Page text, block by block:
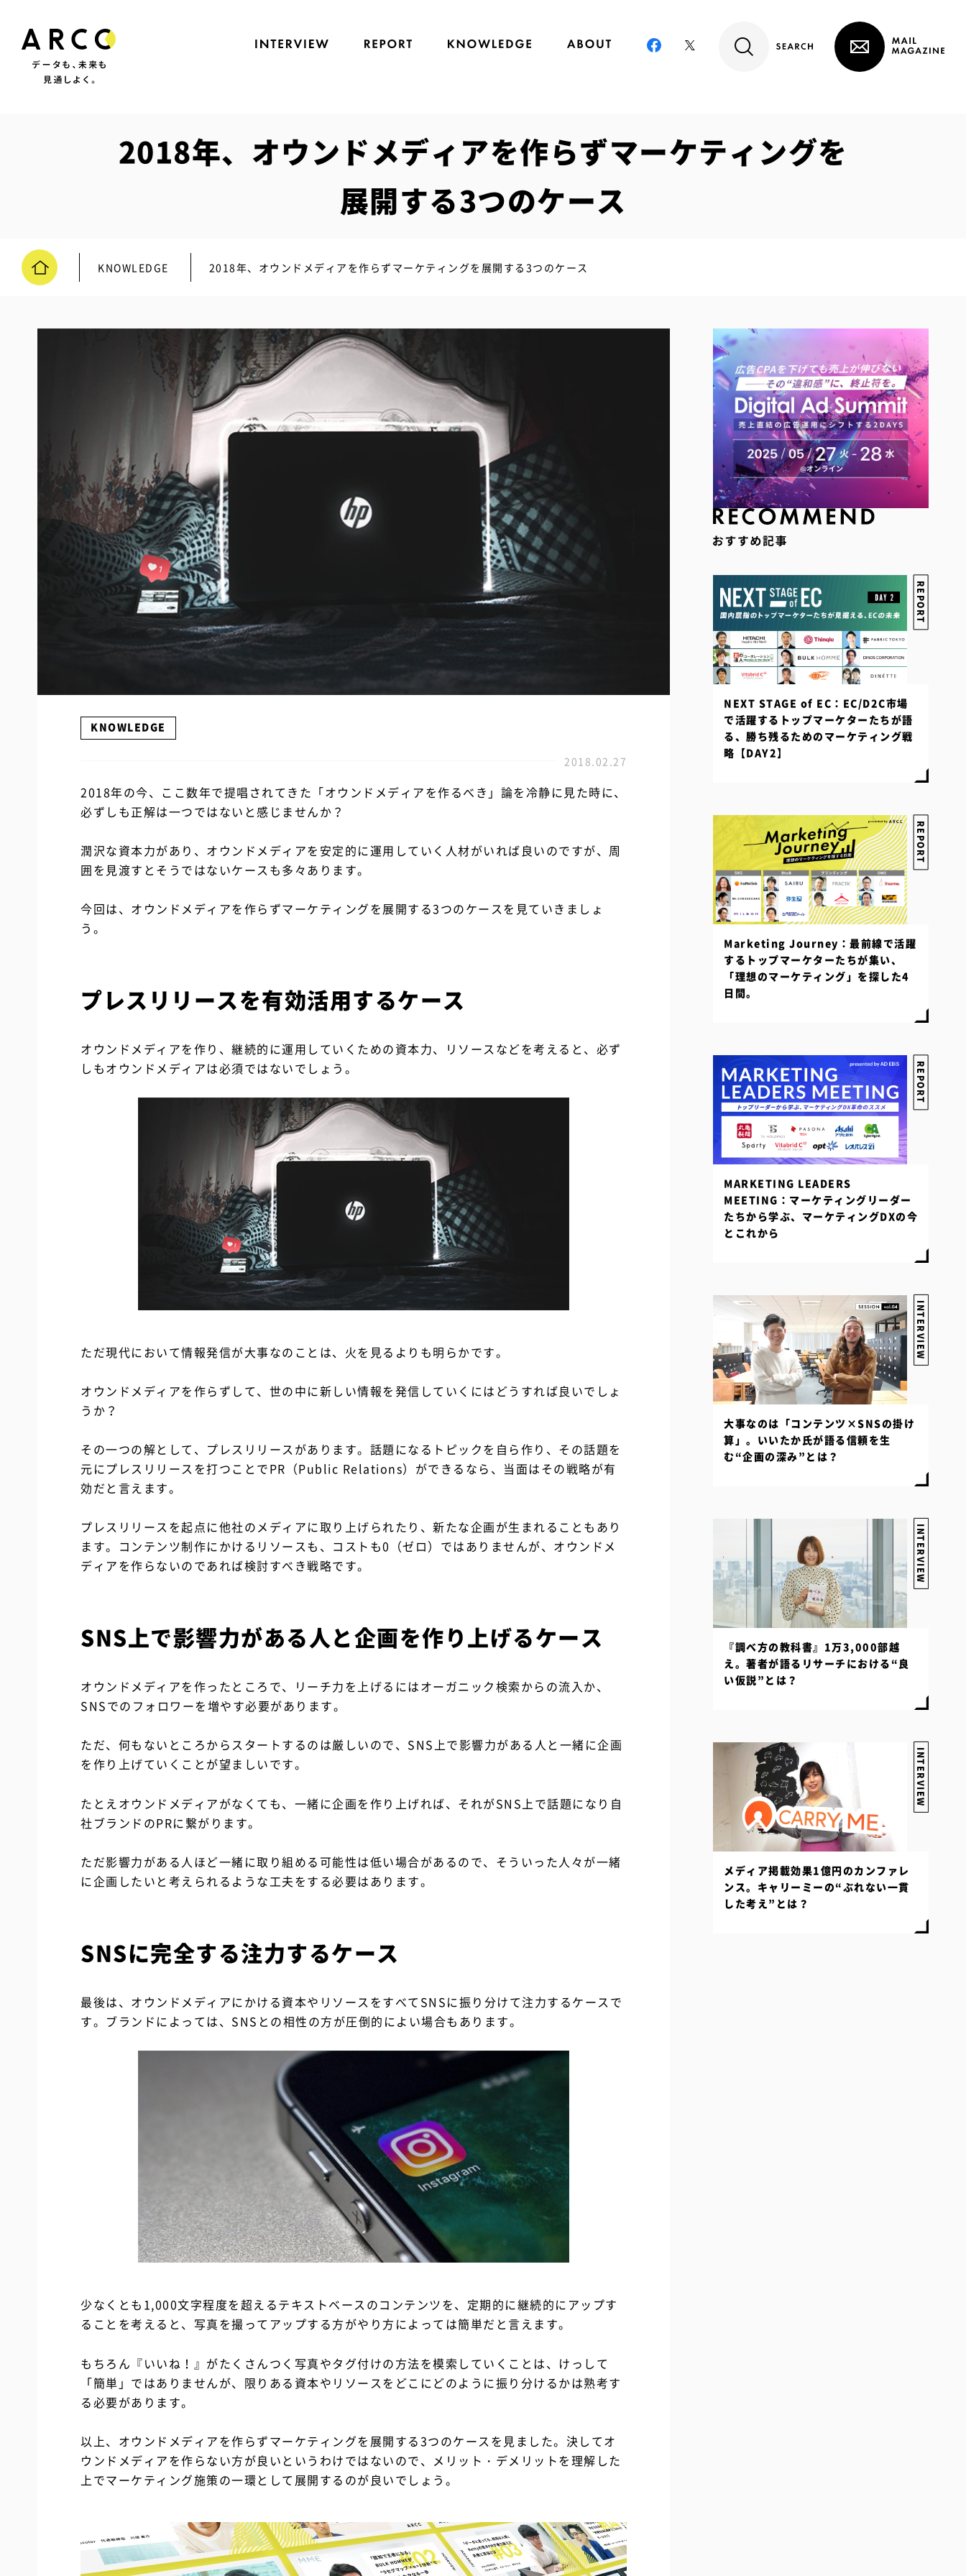
2018年、オウンドメディアを作らずマーケティングを
展開する3つのケース
KNOWLEDGE 2018年、オウンドメディアを作らずマーケティングを展開する3つのケース
KNOWLEDGE
2018.02.27
2018年の今、ここ数年で提唱されてきた「オウンドメディアを作るべき」論を冷静に見た時に、
必ずしも正解は一つではないと感じませんか？
潤沢な資本力があり、オウンドメディアを安定的に運用していく人材がいれば良いのですが、周
囲を見渡すとそうではないケースも多々あります。
今回は、オウンドメディアを作らずマーケティングを展開する3つのケースを見ていきましょ
う。
プレスリリースを有効活用するケース
オウンドメディアを作り、継続的に運用していくための資本力、リソースなどを考えると、必ず
しもオウンドメディアは必須ではないでしょう。
ただ現代において情報発信が大事なのことは、火を見るよりも明らかです。
オウンドメディアを作らずして、世の中に新しい情報を発信していくにはどうすれば良いでしょ
うか？
その一つの解として、プレスリリースがあります。話題になるトピックを自ら作り、その話題を
元にプレスリリースを打つことでPR（Public Relations）ができるなら、当面はその戦略が有
効だと言えます。
プレスリリースを起点に他社のメディアに取り上げられたり、新たな企画が生まれることもあり
ます。コンテンツ制作にかけるリソースも、コストも0（ゼロ）ではありませんが、オウンドメ
ディアを作らないのであれば検討すべき戦略です。
SNS上で影響力がある人と企画を作り上げるケース
オウンドメディアを作ったところで、リーチ力を上げるにはオーガニック検索からの流入か、
SNSでのフォロワーを増やす必要があります。
ただ、何もないところからスタートするのは厳しいので、SNS上で影響力がある人と一緒に企画
を作り上げていくことが望ましいです。
たとえオウンドメディアがなくても、一緒に企画を作り上げれば、それがSNS上で話題になり自
社ブランドのPRに繋がります。
ただ影響力がある人ほど一緒に取り組める可能性は低い場合があるので、そういった人々が一緒
に企画したいと考えられるような工夫をする必要はあります。
SNSに完全する注力するケース
最後は、オウンドメディアにかける資本やリソースをすべてSNSに振り分けて注力するケースで
す。ブランドによっては、SNSとの相性の方が圧倒的によい場合もあります。
少なくとも1,000文字程度を超えるテキストベースのコンテンツを、定期的に継続的にアップす
ることを考えると、写真を撮ってアップする方がやり方によっては簡単だと言えます。
もちろん『いいね！』がたくさんつく写真やタグ付けの方法を模索していくことは、けっして
「簡単」ではありませんが、限りある資本やリソースをどこにどのように振り分けるかは熟考す
る必要があります。
以上、オウンドメディアを作らずマーケティングを展開する3つのケースを見ました。決してオ
ウンドメディアを作らない方が良いというわけではないので、メリット・デメリットを理解した
上でマーケティング施策の一環として展開するのが良いでしょう。
INTERVIEW
メディア掲載効果1億円のカンファレ
ンス。キャリーミーの“ぶれない一貫
した考え”とは？
INTERVIEW
『調べ方の教科書』1万3,000部越
え。著者が語るリサーチにおける“良
い仮説”とは？
INTERVIEW
大事なのは「コンテンツ×SNSの掛け
算」。いいたか氏が語る信頼を生
む“企画の深み”とは？
REPORT
MARKETING LEADERS
MEETING：マーケティングリーダー
たちから学ぶ、マーケティングDXの今
とこれから
REPORT
Marketing Journey：最前線で活躍
するトップマーケターたちが集い、
「理想のマーケティング」を探した4
日間。
REPORT
NEXT STAGE of EC：EC/D2C市場
で活躍するトップマーケターたちが語
る、勝ち残るためのマーケティング戦
略【DAY2】